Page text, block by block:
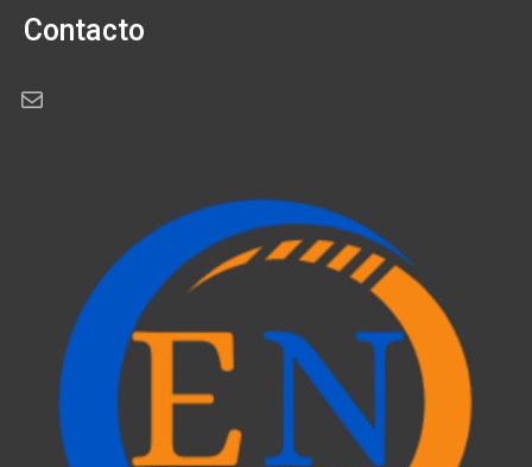
Contacto
Correo electrónico